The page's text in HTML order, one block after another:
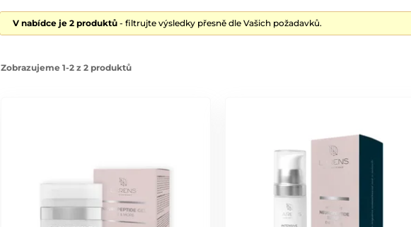
V nabídce je 2 produktů - filtrujte výsledky přesně dle Vašich požadavků.
Zobrazujeme 1-2 z 2 produktů